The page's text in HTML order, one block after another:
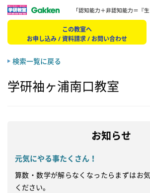
「認知能力＋非認知能力＝『
この教室へ
お申し込み / 資料請求 / お問い合わせ
検索一覧に戻る
学研袖ヶ浦南口教室
お知らせ
元気にやる事たくさん！
算数・数学が解らなくなったらまずはお
ください。